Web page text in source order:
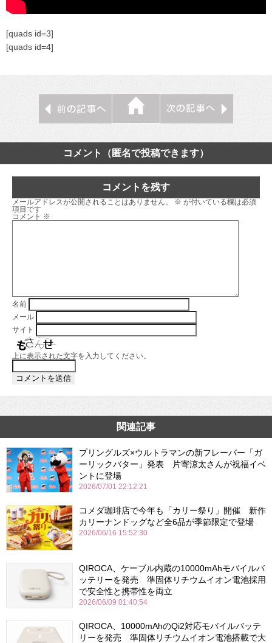
[quads id=3]
[quads id=4]
コメント（匿名で投稿できます）
コメントを残す
メールアドレスが公開されることはありません。 ※ が付いている欄は必須
項目です
コメント ※
名前
メール
サイト
上に表示された文字を入力してください。
関連記事
プリングルズ×ウルトラマンの新フレーバー「ガ
ーリックバター」発表 片寄涼太さんが祝福イベ
ントに登場
2026/07/01 22:12:21
コメダ珈琲店で今年も「カリー祭り」開催 新作
カリーナンドッグなど全6品が季節限定で登場
2026/06/16 15:52:30
QIROCA、ケーブル内蔵の10000mAhモバイルバ
ッテリーを発売 準固体リチウムイオン電池採用
で安全性と携帯性を両立
2026/06/09 01:40:54
QIROCA、10000mAhのQi2対応モバイルバッテ
リーを発売 準固体リチウムイオン電池搭載で大